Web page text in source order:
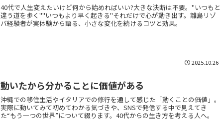
40代で人生変えたいけど何から始めればいい?大きな決断は不要。"いつもと
違う道を歩く""いつもより早く起きる"それだけで心が動き出す。離島リゾ
バ経験者が実体験から語る、小さな変化を続けるコツと効果。
2025.10.26
動いたから分かることに価値がある
沖縄での移住生活やイタリアでの修行を通して感じた「動くことの価値」。
実際に動いてみて初めてわかる気づきや、SNSで発信する中で見えてき
た“もう一つの世界”について綴ります。40代からの生き方を考える人へ。